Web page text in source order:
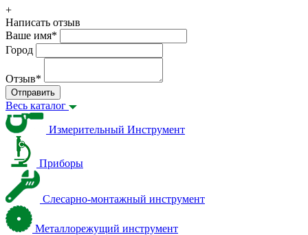
+
Написать отзыв
Ваше имя*
Город
Отзыв*
Отправить
Весь каталог
Измерительный Инструмент
Приборы
Слесарно-монтажный инструмент
Металлорежущий инструмент